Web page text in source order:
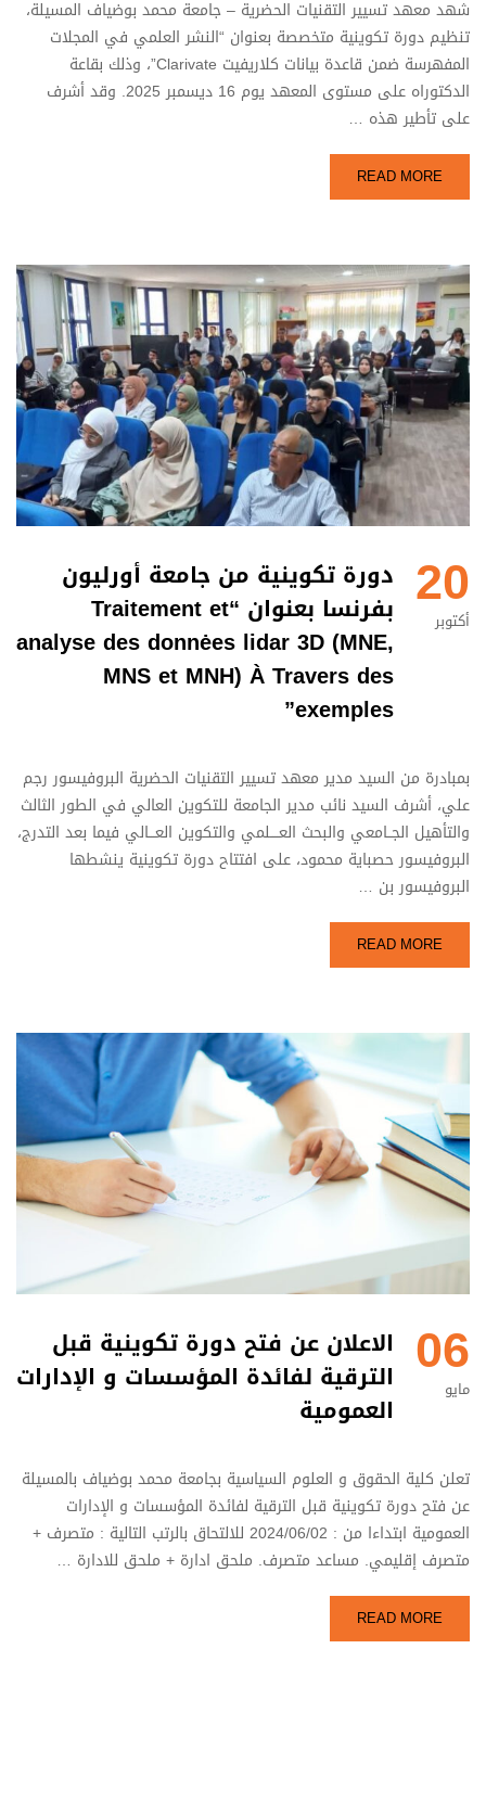
شهد معهد تسيير التقنيات الحضرية – جامعة محمد بوضياف المسيلة،
تنظيم دورة تكوينية متخصصة بعنوان “النشر العلمي في المجلات
المفهرسة ضمن قاعدة بيانات كلاريفيت Clarivate”، وذلك بقاعة
الدكتوراه على مستوى المعهد يوم 16 ديسمبر 2025. وقد أشرف
على تأطير هذه …
READ MORE
20
أكتوبر
دورة تكوينية من جامعة أورليون
بفرنسا بعنوان “Traitement et
analyse des donnėes lidar 3D (MNE,
MNS et MNH) À Travers des
exemples”
بمبادرة من السيد مدير معهد تسيير التقنيات الحضرية البروفيسور رجم
علي، أشرف السيد نائب مدير الجامعة للتكوين العالي في الطور الثالث
والتأهيل الجــامعي والبحث العــــلمي والتكوين العـــالي فيما بعد التدرج،
البروفيسور حصباية محمود، على افتتاح دورة تكوينية ينشطها
البروفيسور بن …
READ MORE
06
مايو
الاعلان عن فتح دورة تكوينية قبل
الترقية لفائدة المؤسسات و الإدارات
العمومية
تعلن كلية الحقوق و العلوم السياسية بجامعة محمد بوضياف بالمسيلة
عن فتح دورة تكوينية قبل الترقية لفائدة المؤسسات و الإدارات
العمومية ابتداءا من : 2024/06/02 للالتحاق بالرتب التالية : متصرف +
متصرف إقليمي. مساعد متصرف. ملحق ادارة + ملحق للادارة …
READ MORE